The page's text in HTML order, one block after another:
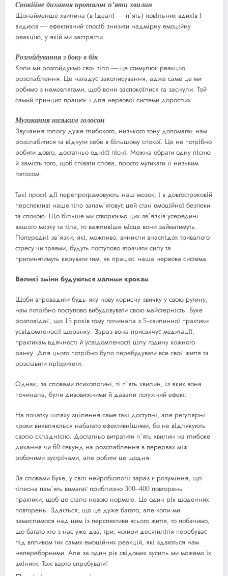
Спокійне дихання протягом пʼяти хвилин
Щонайменше хвилина (в ідеалі — пʼять) повільних вдихів і
видихів — ефективний спосіб знизити надмірну емоційну
реакцію, у якій ми застрягли.
Розгойдування з боку в бік
Коли ми розгойдуємо своє тіло — це стимулює реакцію
розслаблення. Це нагадує заколисування, адже саме це ми
робимо з немовлятами, щоб вони заспокоїлися та заснули. Той
самий принцип працює і для нервової системи дорослих.
Мугикання низьким голосом
Звучання голосу дуже глибокого, низького тону допомагає нам
розслабитися та відчути себе в більшому спокої. Це не потрібно
робити довго, достатньо однієї пісні. Можна обрати одну пісню
й замість того, щоб співати слова, просто мугикати її низьким
голосом.
Такі прості дії перепрограмовують наш мозок, і в довгостроковій
перспективі наше тіло запамʼятовує цей стан емоційної безпеки
та спокою. Що більше ми створюємо цих звʼязків усередині
вашого мозку та тіла, то важливіше місце вони займатимуть.
Попередні звʼязки, які, можливо, виникли внаслідок тривалого
стресу чи травми, будуть поступово втрачати силу та
припинятимуть керувати тим, як працює наша нервова система.
Великі зміни будуються малими крокам
Щоби впровадити будь-яку нову корисну звичку у свою рутину,
нам потрібно поступово вибудовувати свою майстерність. Буке
розповідає, що 15 років тому починала з 5-хвилинної практики
усвідомленості щоранку. Зараз вона присвячує медитації,
практикам вдячності й усвідомленості цілу годину кожного
ранку. Для цього потрібно було перебудувати все своє життя та
розставити пріоритети.
Однак, за словами психологині, ті пʼять хвилин, із яких вона
починала, були дивовижними й давали потужний ефект.
На початку шляху зцілення саме такі доступні, але регулярні
кроки виявляються набагато ефективнішими, бо не відлякують
своєю складністю. Достатньо витратити пʼять хвилин на глибоке
дихання чи 60 секунд на розслаблення в перервах між
робочими зустрічами, але робити це щодня.
За словами Буке, у світі нейробіології зараз є розуміння, що
тілесна памʼять вимагає приблизно 300–400 повторень
практики, щоб це стало новою нормою. Це один рік щоденних
повторень. Здається, що це дуже багато, але коли ми
замислимося над цим із перспективи всього життя, то побачимо,
що багато хто з нас уже два, три, чотири десятиліття перебуває
під впливом тих самих емоційних реакцій, які здаються нам
непереборними. Але за один рік свідомих зусиль ми можемо їх
змінити. Тож варто спробувати!